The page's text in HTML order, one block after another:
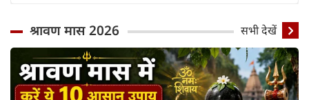
श्रावण मास 2026 सभी देखें